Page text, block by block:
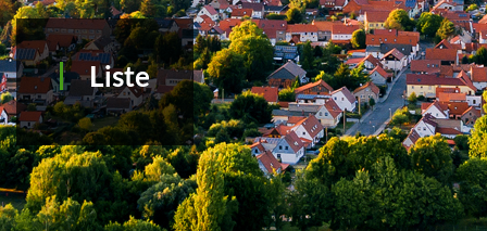
Liste